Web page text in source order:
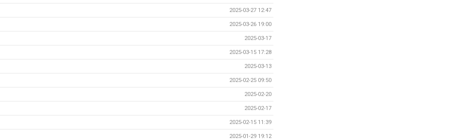
2025-03-27 12:47
2025-03-26 19:00
2025-03-17
2025-03-15 17:28
2025-03-13
2025-02-25 09:50
2025-02-20
2025-02-17
2025-02-15 11:39
2025-01-29 19:12